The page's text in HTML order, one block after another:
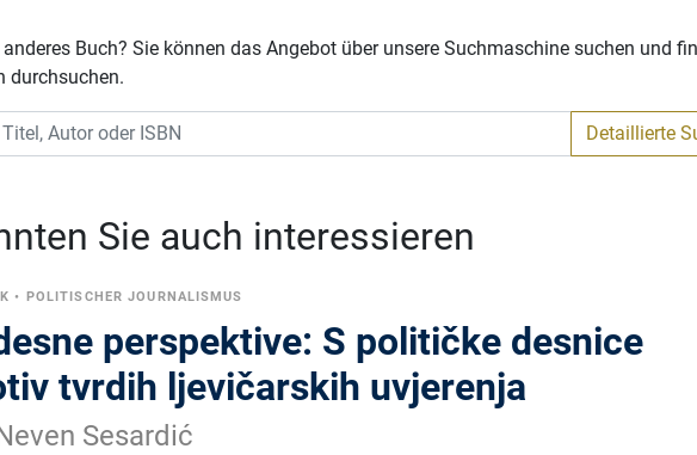
Buch? Sie können das Angebot über unsere Suchmaschine suchen und
durchsuchen.
Detaillierte
Sie auch interessieren
• POLITISCHER JOURNALISMUS
perspektive: S političke desnice
tvrdih ljevičarskih uvjerenja
Sesardić